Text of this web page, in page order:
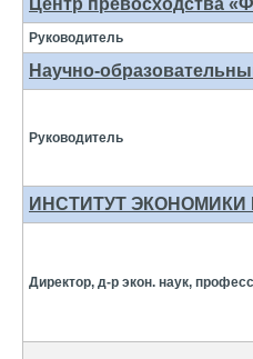
Центр превосходства
Руководитель
Научно-
Руководитель
ИНСТИТУТ
Директор, д-р экон. наук,